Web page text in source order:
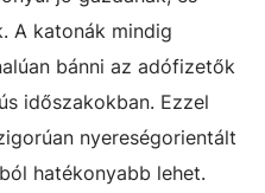
A katonák mindig
bánni az adófizetők
időszakokban. Ezzel
nyereségorientált
hatékonyabb lehet.